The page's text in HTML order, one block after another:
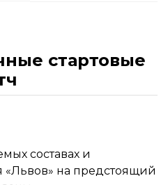
стартовые
составах и
«Львов» на предстоящий